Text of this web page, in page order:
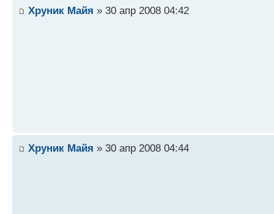
Хруник Майя » 30 апр 2008 04:42
Хруник Майя » 30 апр 2008 04:44